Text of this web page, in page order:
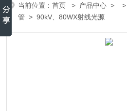
当前位置：首页 > 产品中心 > >
管 > 90kV、80WX射线光源